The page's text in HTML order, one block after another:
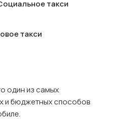
такси
такси
один из самых
и бюджетных способов